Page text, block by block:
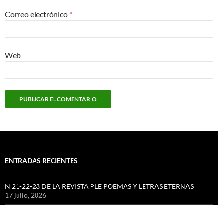
Correo electrónico *
Web
ENTRADAS RECIENTES
N 21-22-23 DE LA REVISTA PLE POEMAS Y LETRAS ETERNAS
17 julio, 2026